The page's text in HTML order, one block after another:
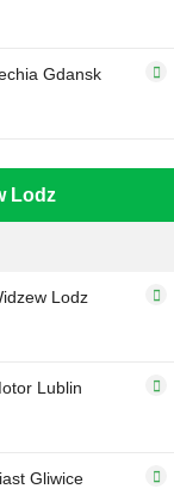
Gdansk
Lodz
Lodz
Lublin
Gliwice